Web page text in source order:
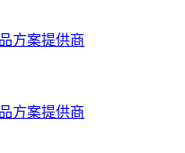
方案提供商
方案提供商